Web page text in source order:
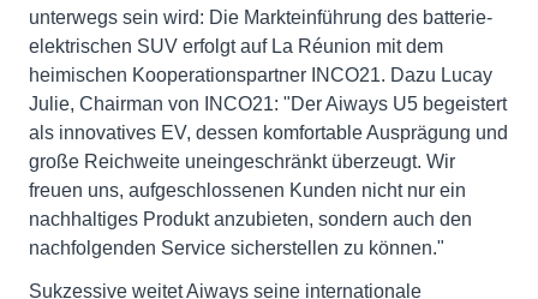
unterwegs sein wird: Die Markteinführung des batterie-
elektrischen SUV erfolgt auf La Réunion mit dem
heimischen Kooperationspartner INCO21. Dazu Lucay
Julie, Chairman von INCO21: "Der Aiways U5 begeistert
als innovatives EV, dessen komfortable Ausprägung und
große Reichweite uneingeschränkt überzeugt. Wir
freuen uns, aufgeschlossenen Kunden nicht nur ein
nachhaltiges Produkt anzubieten, sondern auch den
nachfolgenden Service sicherstellen zu können."
Sukzessive weitet Aiways seine internationale